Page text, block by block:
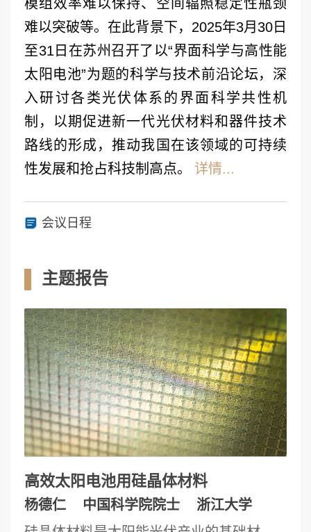
模组效率难以保持、空间辐照稳定性瓶颈
难以突破等。在此背景下，2025年3月30日
至31日在苏州召开了以“界面科学与高性能
太阳电池”为题的科学与技术前沿论坛，深
入研讨各类光伏体系的界面科学共性机
制，以期促进新一代光伏材料和器件技术
路线的形成，推动我国在该领域的可持续
性发展和抢占科技制高点。
详情...
会议日程
主题报告
高效太阳电池用硅晶体材料
杨德仁 中国科学院院士
浙江大学